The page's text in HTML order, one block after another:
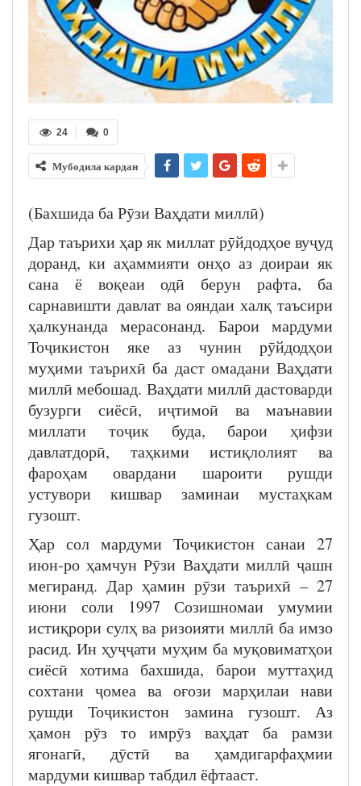
0
24
Мубодила кардан
(Бахшида ба Рӯзи Ваҳдати миллӣ)
Дар таърихи ҳар як миллат рӯйдодҳое вуҷуд
доранд, ки аҳаммияти онҳо аз доираи як
сана ё воқеаи одӣ берун рафта, ба
сарнавишти давлат ва ояндаи халқ таъсири
ҳалкунанда мерасонанд. Барои мардуми
Тоҷикистон яке аз чунин рӯйдодҳои
муҳими таърихӣ ба даст омадани Ваҳдати
миллӣ мебошад. Ваҳдати миллӣ дастоварди
бузурги сиёсӣ, иҷтимоӣ ва маънавии
миллати тоҷик буда, барои ҳифзи
давлатдорӣ, таҳкими истиқлолият ва
фароҳам овардани шароити рушди
устувори кишвар заминаи мустаҳкам
гузошт.
Ҳар сол мардуми Тоҷикистон санаи 27
июн-ро ҳамчун Рӯзи Ваҳдати миллӣ ҷашн
мегиранд. Дар ҳамин рӯзи таърихӣ – 27
июни соли 1997 Созишномаи умумии
истиқрори сулҳ ва ризоияти миллӣ ба имзо
расид. Ин ҳуҷҷати муҳим ба муқовиматҳои
сиёсӣ хотима бахшида, барои муттаҳид
сохтани ҷомеа ва оғози марҳилаи нави
рушди Тоҷикистон замина гузошт. Аз
ҳамон рӯз то имрӯз ваҳдат ба рамзи
ягонагӣ, дӯстӣ ва ҳамдигарфаҳмии
мардуми кишвар табдил ёфтааст.